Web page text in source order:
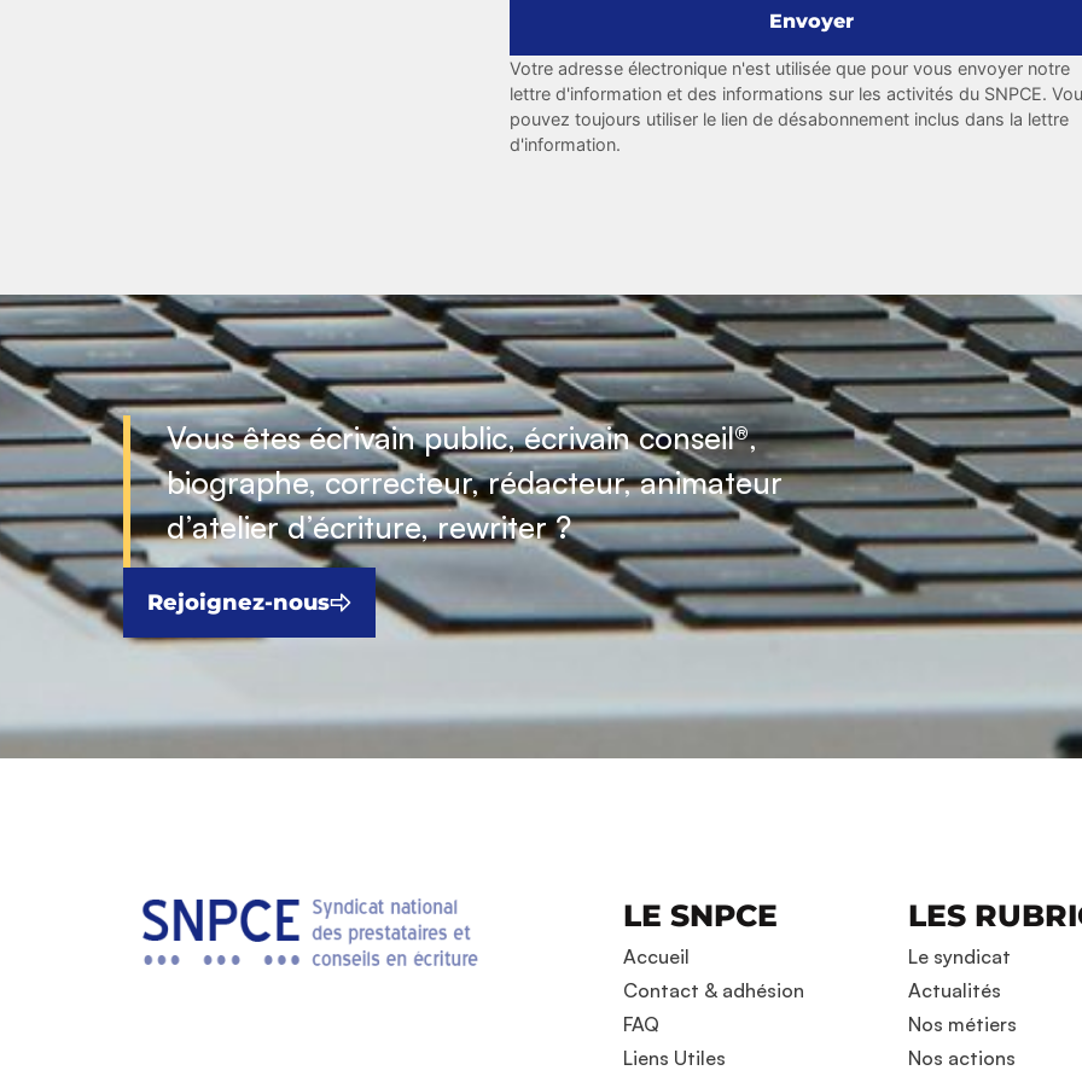
Votre adresse électronique n'est utilisée que pour vous envoyer notre
lettre d'information et des informations sur les activités du SNPCE.
pouvez toujours utiliser le lien de désabonnement inclus dans la lettre
d'information.
Vous êtes écrivain public, écrivain conseil®,
biographe, correcteur, rédacteur, animateur
d’atelier d’écriture, rewriter ?
Rejoignez-nous
LE SNPCE
Accueil
Contact & adhésion
FAQ
Liens Utiles
LES
Le syndicat
Actualités
Nos métiers
Nos actions